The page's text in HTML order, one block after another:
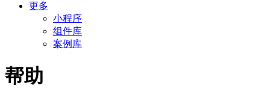
更多
小程序
组件库
案例库
帮助